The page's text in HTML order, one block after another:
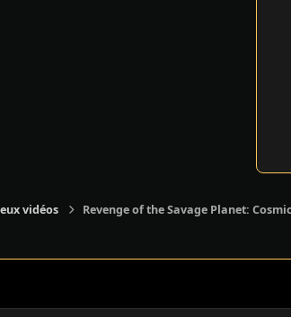
vidéos Revenge of the Savage Planet: